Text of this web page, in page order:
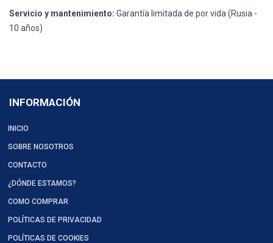
Servicio y mantenimiento: Garantía limitada de por vida (Rusia -
10 años)
INFORMACIÓN
INICIO
SOBRE NOSOTROS
CONTACTO
¿DÓNDE ESTAMOS?
COMO COMPRAR
POLÍTICAS DE PRIVACIDAD
POLÍTICAS DE COOKIES